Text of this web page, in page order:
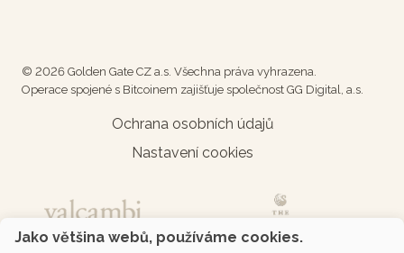
© 2026 Golden Gate CZ a.s. Všechna práva vyhrazena.
Operace spojené s Bitcoinem zajišťuje společnost GG Digital, a.s.
Ochrana osobních údajů
Nastavení cookies
Jako většina webů, používáme cookies.